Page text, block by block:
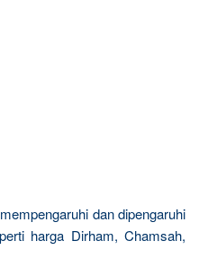
dan dipengaruhi
harga Dirham, Chamsah,